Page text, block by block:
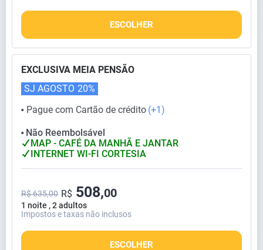
ESCOLHER
EXCLUSIVA MEIA PENSÃO
⬤ Pague com Cartão de crédito (+1)
SJ AGOSTO 20%
⬤
Não Reembolsável
MAP - CAFÉ DA MANHÃ E JANTAR
INTERNET WI-FI CORTESIA
1 noite , 2 adultos
R$ 635,00 R$ 508,00
Impostos e taxas não inclusos
ESCOLHER